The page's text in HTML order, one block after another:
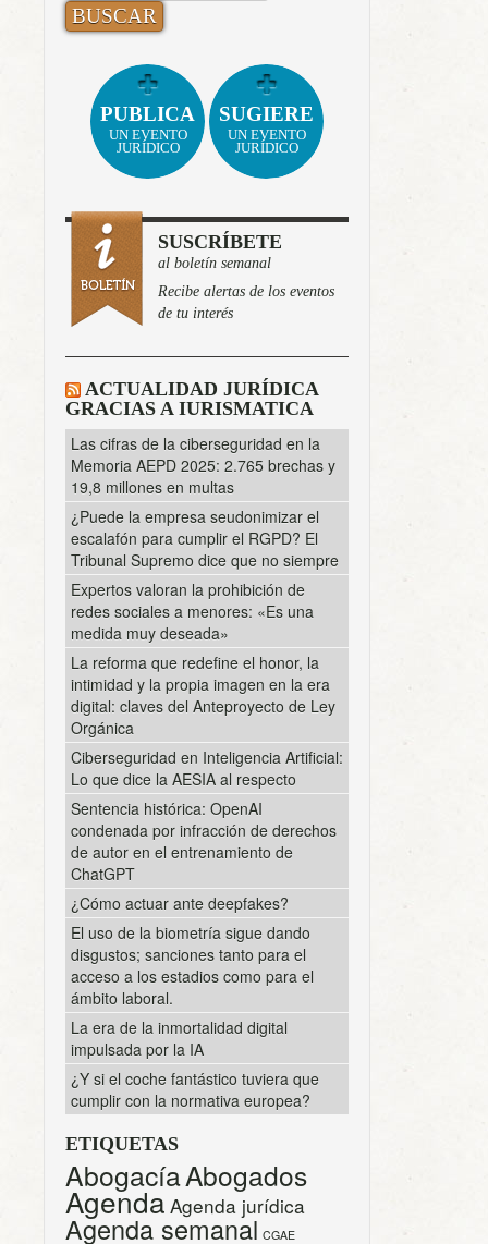
PUBLICA
UN EVENTO
JURÍDICO
SUGIERE
UN EVENTO
JURÍDICO
SUSCRÍBETE
al boletín semanal
Recibe alertas de los eventos
de tu interés
ACTUALIDAD JURÍDICA
GRACIAS A IURISMATICA
Las cifras de la ciberseguridad en la
Memoria AEPD 2025: 2.765 brechas y
19,8 millones en multas
¿Puede la empresa seudonimizar el
escalafón para cumplir el RGPD? El
Tribunal Supremo dice que no siempre
Expertos valoran la prohibición de
redes sociales a menores: «Es una
medida muy deseada»
La reforma que redefine el honor, la
intimidad y la propia imagen en la era
digital: claves del Anteproyecto de Ley
Orgánica
Ciberseguridad en Inteligencia Artificial:
Lo que dice la AESIA al respecto
Sentencia histórica: OpenAI
condenada por infracción de derechos
de autor en el entrenamiento de
ChatGPT
¿Cómo actuar ante deepfakes?
El uso de la biometría sigue dando
disgustos; sanciones tanto para el
acceso a los estadios como para el
ámbito laboral.
La era de la inmortalidad digital
impulsada por la IA
¿Y si el coche fantástico tuviera que
cumplir con la normativa europea?
ETIQUETAS
AbogacíaAbogados
Agenda Agenda jurídica
Agenda semanal CGAE